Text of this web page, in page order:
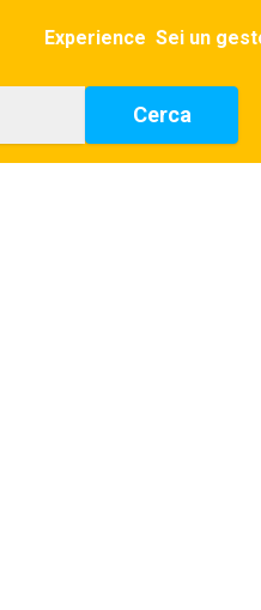
Experience Sei un
Cerca